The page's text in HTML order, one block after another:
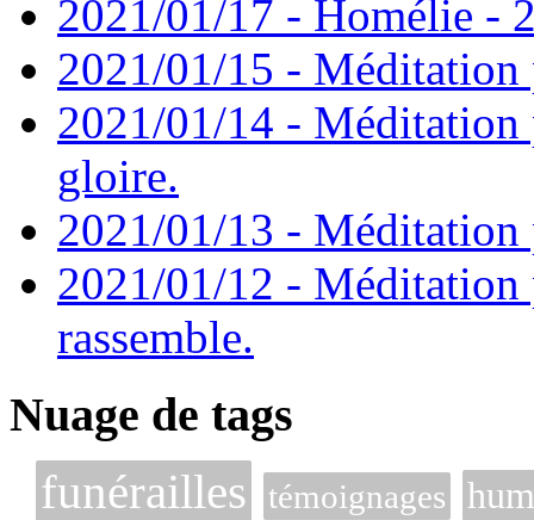
2021/01/17 - Homélie -
2021/01/15 - Méditation
2021/01/14 - Méditation
gloire.
2021/01/13 - Méditation
2021/01/12 - Méditation
rassemble.
Nuage de tags
funérailles témoignages